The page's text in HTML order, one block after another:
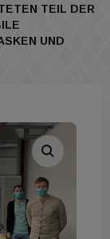
TEIL DER
UND